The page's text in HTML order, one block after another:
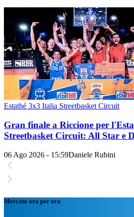
Estathé 3x3 Italia Streetbasket Circuit
Gran finale a Riccione per
Streetbasket Circuit: All Star e
06 Ago 2026 - 15:59Daniele Rubini
Mercato ora per ora